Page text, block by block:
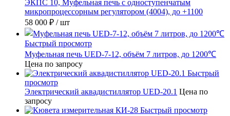
ЭКПС 10, Муфельная печь с одноступенчатым
микропроцессорным регулятором (4004), до +1100
58 000 ₽ / шт
Быстрый просмотр
Муфельная печь UED-7-12, объём 7 литров, до 1200℃
Цена по запросу
Быстрый
просмотр
Электрический аквадистиллятор UED-20.1 Цена по
запросу
Быстрый просмотр